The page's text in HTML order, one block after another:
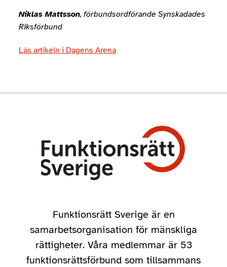
Niklas Mattsson, förbundsordförande Synskadades
Riksförbund
Läs artikeln i Dagens Arena
Funktionsrätt Sverige är en
samarbetsorganisation för mänskliga
rättigheter. Våra medlemmar är 53
funktionsrättsförbund som tillsammans